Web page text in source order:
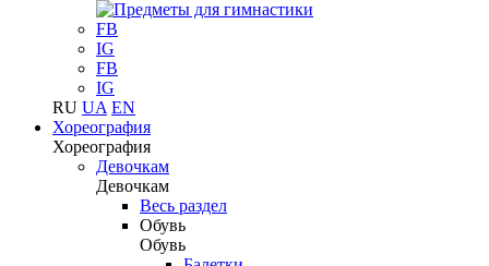
FB
IG
FB
IG
RU UA EN
Хореография
Хореография
Девочкам
Девочкам
Весь раздел
Обувь
Обувь